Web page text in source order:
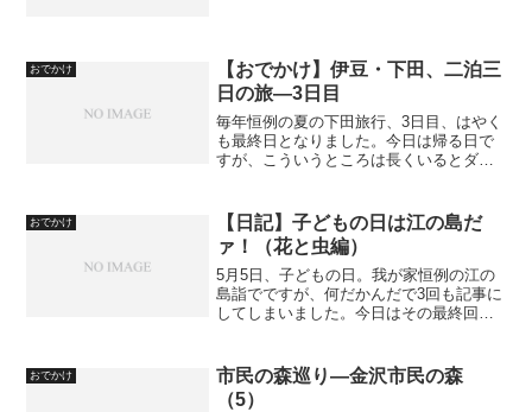
になる。この踏切は、箱...
おでかけ
【おでかけ】伊豆・下田、二泊三
日の旅—3日目
毎年恒例の夏の下田旅行、3日目、はやく
も最終日となりました。今日は帰る日で
すが、こういうところは長くいるとダメ
るものです。2日目の記事はこちら：【お
でかけ】伊豆・下田、...
おでかけ
【日記】子どもの日は江の島だ
ァ！（花と虫編）
5月5日、子どもの日。我が家恒例の江の
島詣でですが、何だかんだで3回も記事に
してしまいました。今日はその最終回。
【日記】子どもの日は江の島だァ！（猫
編）最終回は番外と...
おでかけ
市民の森巡り―金沢市民の森
（5）